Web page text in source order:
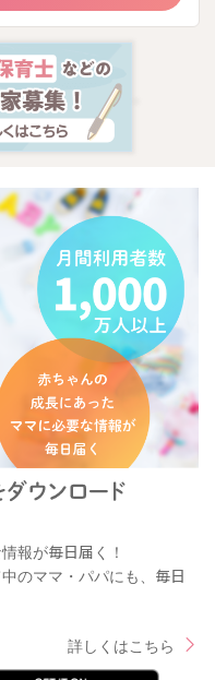
報が毎日届く！
のママ・パパにも、毎日
詳しくはこちら